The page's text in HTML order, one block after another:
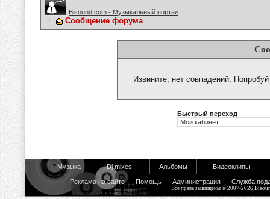
Bisound.com - Музыкальный портал
Сообщение форума
Извините, нет совпадений.
Быстрый переход
Музыка Dj mixes Альбомы Видеоклипы
Реклама на сайте Помощь Администрация Служба
Все права защищены © 2007-2026